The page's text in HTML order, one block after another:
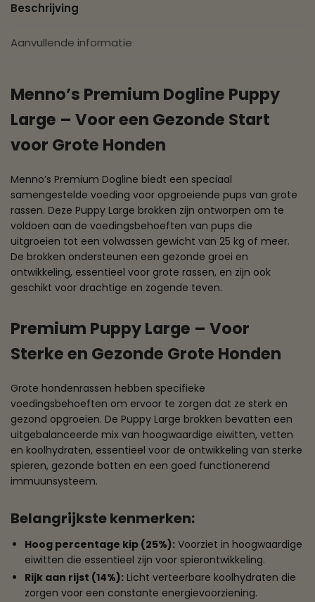
Beschrijving
Aanvullende informatie
Menno’s Premium Dogline Puppy
Large – Voor een Gezonde Start
voor Grote Honden
Menno’s Premium Dogline biedt een speciaal
samengestelde voeding voor opgroeiende pups van grote
rassen. Deze Puppy Large brokken zijn ontworpen om te
voldoen aan de voedingsbehoeften van pups die
uitgroeien tot een volwassen gewicht van 25 kg of meer.
De brokken ondersteunen een gezonde groei en
ontwikkeling, essentieel voor grote rassen, en zijn ook
geschikt voor drachtige en zogende teven.
Premium Puppy Large – Voor
Sterke en Gezonde Grote Honden
Grote hondenrassen hebben specifieke
voedingsbehoeften om ervoor te zorgen dat ze sterk en
gezond opgroeien. De Puppy Large brokken bevatten een
uitgebalanceerde mix van hoogwaardige eiwitten, vetten
en koolhydraten, essentieel voor de ontwikkeling van sterke
spieren, gezonde botten en een goed functionerend
immuunsysteem.
Belangrijkste kenmerken:
Hoog percentage kip (25%): Voorziet in hoogwaardige
eiwitten die essentieel zijn voor spierontwikkeling.
Rijk aan rijst (14%): Licht verteerbare koolhydraten die
zorgen voor een constante energievoorziening.